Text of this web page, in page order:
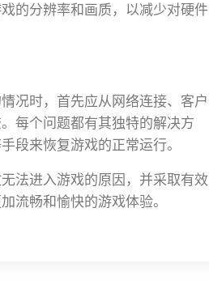
的分辨率和画质，以减少对硬件
况时，首先应从网络连接、客户
每个问题都有其独特的解决方
段来恢复游戏的正常运行。
法进入游戏的原因，并采取有效
流畅和愉快的游戏体验。